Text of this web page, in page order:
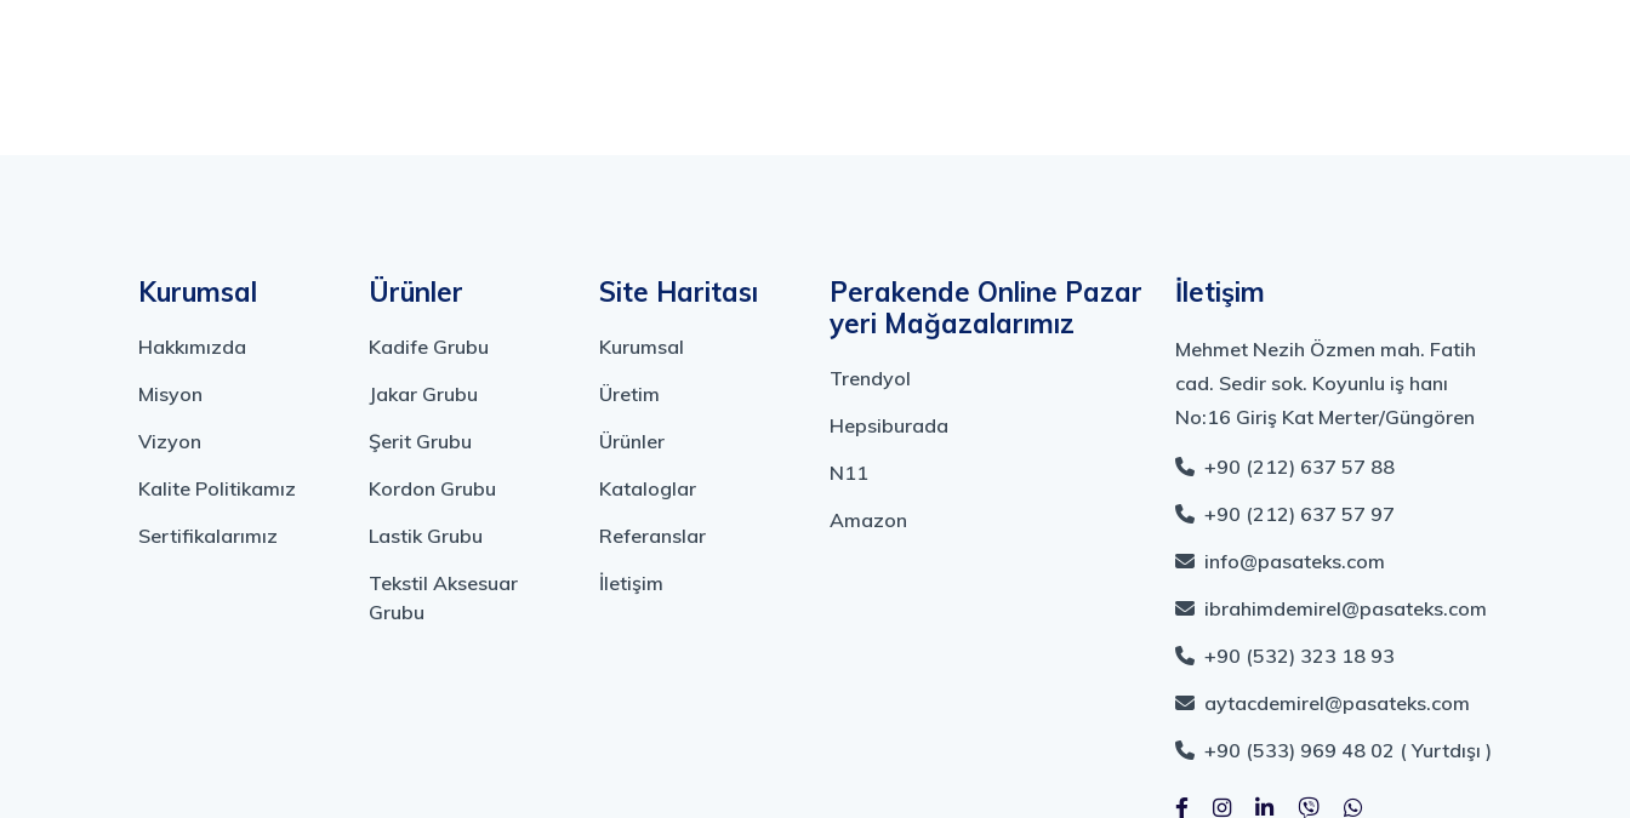
Kurumsal
Hakkımızda
Misyon
Vizyon
Kalite Politikamız
Sertifikalarımız
Ürünler
Kadife Grubu
Jakar Grubu
Şerit Grubu
Kordon Grubu
Lastik Grubu
Tekstil Aksesuar
Grubu
Site Haritası
Kurumsal
Üretim
Ürünler
Kataloglar
Referanslar
İletişim
Perakende Online Pazar
yeri Mağazalarımız
Trendyol
Hepsiburada
N11
Amazon
İletişim
Mehmet Nezih Özmen mah. Fatih
cad. Sedir sok. Koyunlu iş hanı
No:16 Giriş Kat Merter/Güngören
+90 (212) 637 57 88
+90 (212) 637 57 97
info@pasateks.com
ibrahimdemirel@pasateks.com
+90 (532) 323 18 93
aytacdemirel@pasateks.com
+90 (533) 969 48 02 ( Yurtdışı )